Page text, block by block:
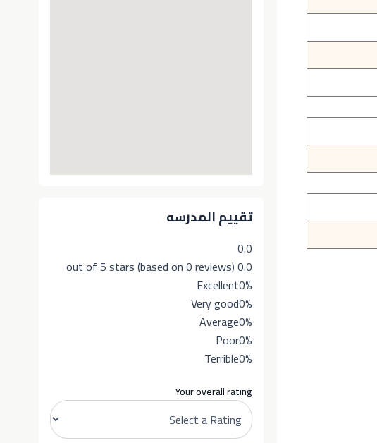
تقييم المدرسه
0.0
0.0 out of 5 stars (based on 0 reviews)
Excellent0%
Very good0%
Average0%
Poor0%
Terrible0%
Your overall rating